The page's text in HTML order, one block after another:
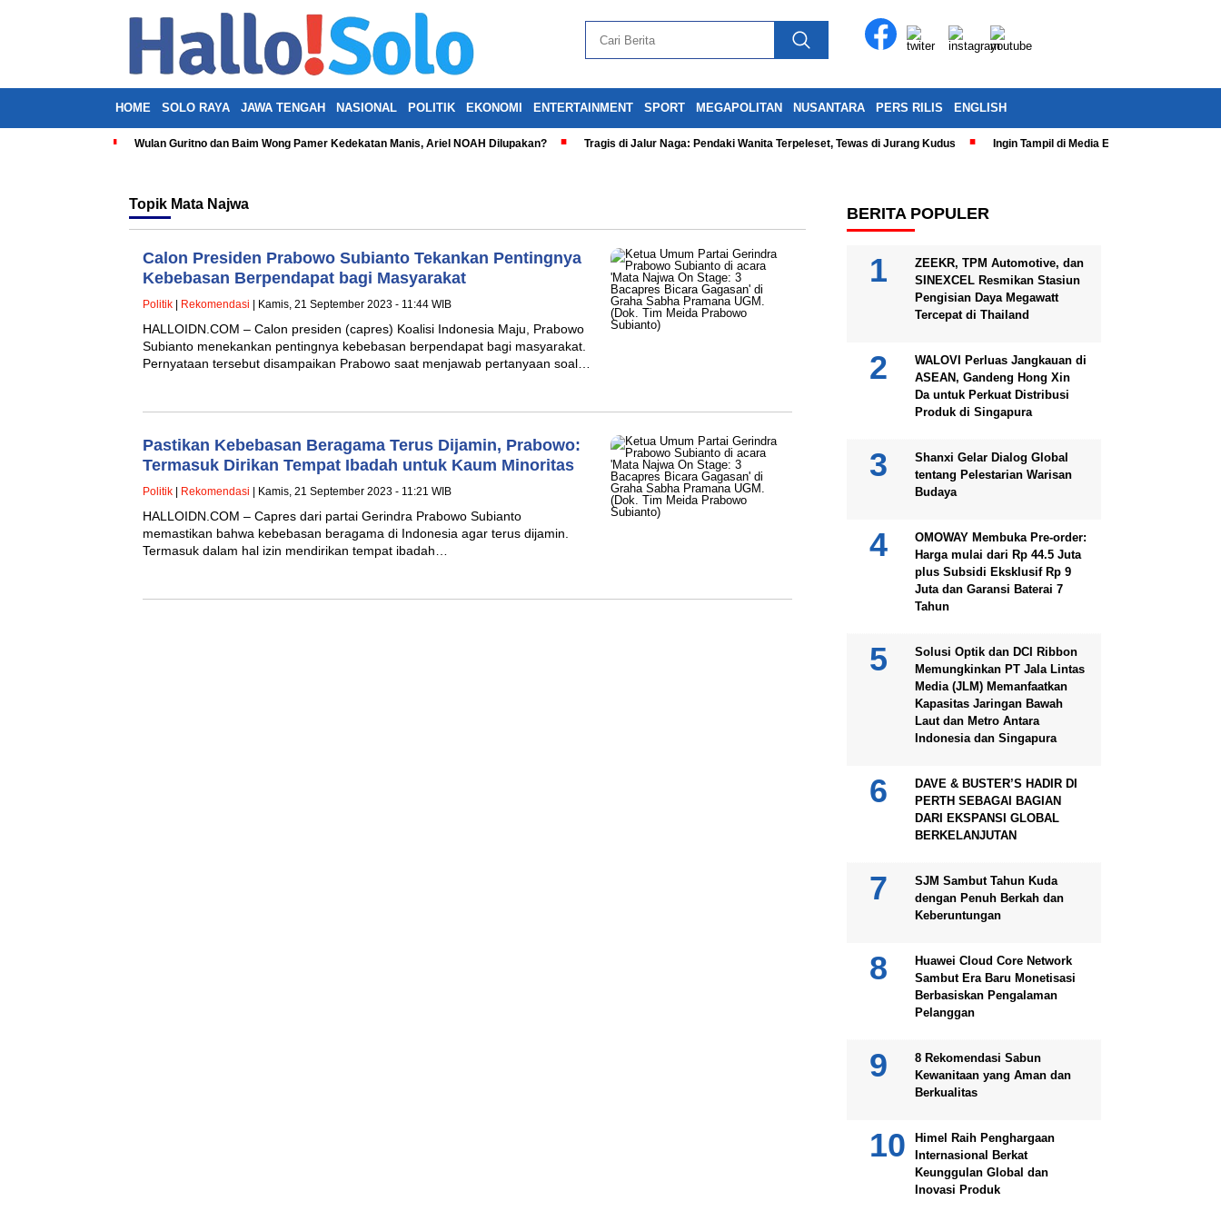
HOME SOLO RAYA JAWA TENGAH NASIONAL POLITIK EKONOMI ENTERTAINMENT SPORT MEGAPOLITAN NUSANTARA PERS RILIS ENGLISH
Wulan Guritno dan Baim Wong Pamer Kedekatan Manis, Ariel NOAH Dilupakan? Tragis di Jalur Naga: Pendaki Wanita Terpeleset, Tewas di Jurang Kudus Ingin Tampil di Media Ekonomi dan Bisnis
Topik Mata Najwa
Calon Presiden Prabowo Subianto Tekankan Pentingnya
Kebebasan Berpendapat bagi Masyarakat
Politik Rekomendasi | Kamis, 21 September 2023 - 11:44 WIB
HALLOIDN.COM – Calon presiden (capres) Koalisi Indonesia Maju, Prabowo
Subianto menekankan pentingnya kebebasan berpendapat bagi masyarakat.
Pernyataan tersebut disampaikan Prabowo saat menjawab pertanyaan soal…
Pastikan Kebebasan Beragama Terus Dijamin, Prabowo:
Termasuk Dirikan Tempat Ibadah untuk Kaum Minoritas
Politik Rekomendasi | Kamis, 21 September 2023 - 11:21 WIB
HALLOIDN.COM – Capres dari partai Gerindra Prabowo Subianto
memastikan bahwa kebebasan beragama di Indonesia agar terus dijamin.
Termasuk dalam hal izin mendirikan tempat ibadah…
BERITA POPULER
ZEEKR, TPM Automotive, dan
SINEXCEL Resmikan Stasiun
Pengisian Daya Megawatt
Tercepat di Thailand
WALOVI Perluas Jangkauan di
ASEAN, Gandeng Hong Xin
Da untuk Perkuat Distribusi
Produk di Singapura
Shanxi Gelar Dialog Global
tentang Pelestarian Warisan
Budaya
OMOWAY Membuka Pre-order:
Harga mulai dari Rp 44.5 Juta
plus Subsidi Eksklusif Rp 9
Juta dan Garansi Baterai 7
Tahun
Solusi Optik dan DCI Ribbon
Memungkinkan PT Jala Lintas
Media (JLM) Memanfaatkan
Kapasitas Jaringan Bawah
Laut dan Metro Antara
Indonesia dan Singapura
DAVE & BUSTER’S HADIR DI
PERTH SEBAGAI BAGIAN
DARI EKSPANSI GLOBAL
BERKELANJUTAN
SJM Sambut Tahun Kuda
dengan Penuh Berkah dan
Keberuntungan
Huawei Cloud Core Network
Sambut Era Baru Monetisasi
Berbasiskan Pengalaman
Pelanggan
8 Rekomendasi Sabun
Kewanitaan yang Aman dan
Berkualitas
Himel Raih Penghargaan
Internasional Berkat
Keunggulan Global dan
Inovasi Produk